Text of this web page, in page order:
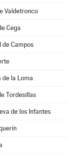
Valdetronco
Cega
de Campos
de la Loma
Tordesillas
de los Infantes